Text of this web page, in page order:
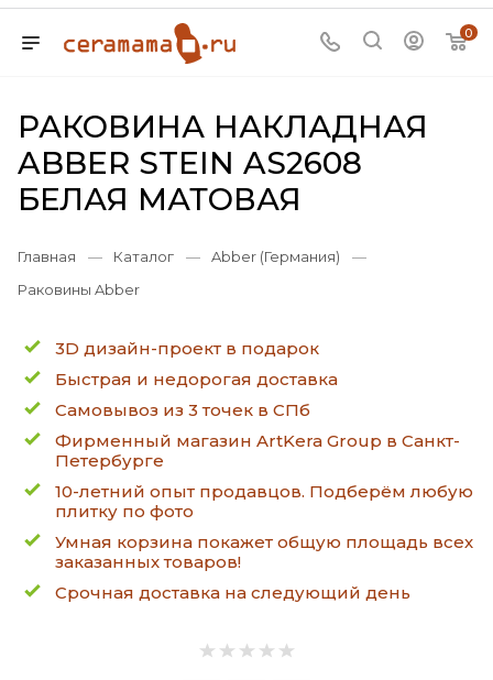
0
РАКОВИНА НАКЛАДНАЯ
ABBER STEIN AS2608
БЕЛАЯ МАТОВАЯ
Главная — Каталог — Abber (Германия)
—
Раковины Abber
3D дизайн-проект в подарок
Быстрая и недорогая доставка
Самовывоз из 3 точек в СПб
Фирменный магазин ArtKera Group в Санкт-
Петербурге
10-летний опыт продавцов. Подберём любую
плитку по фото
Умная корзина покажет общую площадь всех
заказанных товаров!
Срочная доставка на следующий день